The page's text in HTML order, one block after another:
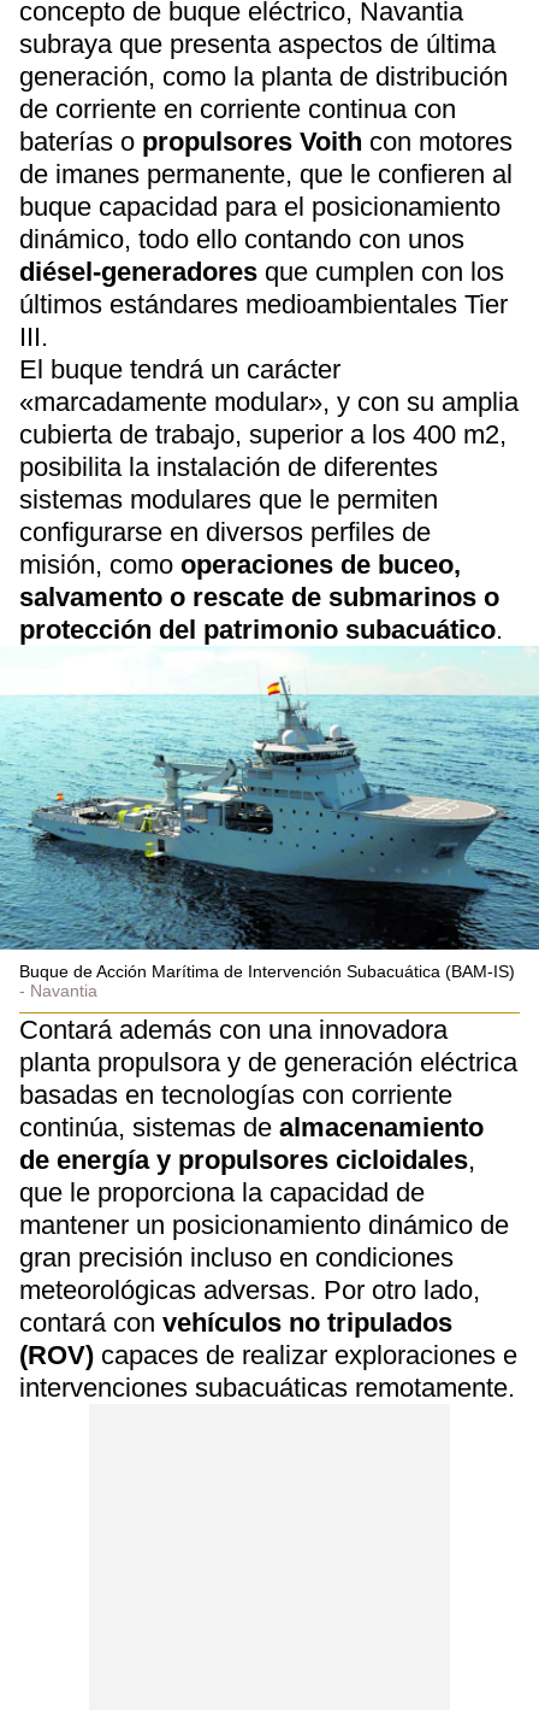
concepto de buque eléctrico, Navantia
subraya que presenta aspectos de última
generación, como la planta de distribución
de corriente en corriente continua con
baterías o propulsores Voith con motores
de imanes permanente, que le confieren al
buque capacidad para el posicionamiento
dinámico, todo ello contando con unos
diésel-generadores que cumplen con los
últimos estándares medioambientales Tier
III.
El buque tendrá un carácter
«marcadamente modular», y con su amplia
cubierta de trabajo, superior a los 400 m2,
posibilita la instalación de diferentes
sistemas modulares que le permiten
configurarse en diversos perfiles de
misión, como operaciones de buceo,
salvamento o rescate de submarinos o
protección del patrimonio subacuático.
Buque de Acción Marítima de Intervención Subacuática (BAM-IS)
Navantia
Contará además con una innovadora
planta propulsora y de generación eléctrica
basadas en tecnologías con corriente
continúa, sistemas de almacenamiento
de energía y propulsores cicloidales,
que le proporciona la capacidad de
mantener un posicionamiento dinámico de
gran precisión incluso en condiciones
meteorológicas adversas. Por otro lado,
contará con vehículos no tripulados
(ROV) capaces de realizar exploraciones e
intervenciones subacuáticas remotamente.